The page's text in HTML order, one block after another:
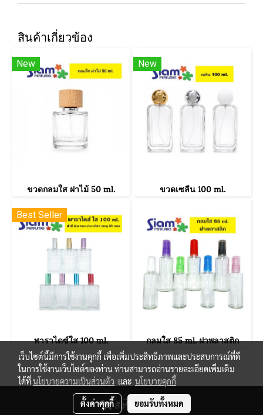
สั่งซื้อสินค้า
สินค้าเกี่ยวข้อง
New
ขวดกลมใส ฝาไม้ 50 ml.
New
ขวดเซลีน 100 ml.
Best Seller
พาราไดซ์ใส 100 ml. กลมใส 85 ml. ฝาพลาสติก
© Copyright 2021 All Reserved. siamperfumes.com
เว็บไซต์นี้มีการใช้งานคุกกี้ เพื่อเพิ่มประสิทธิภาพและประสบการณ์ที่ดี
ในการใช้งานเว็บไซต์ของท่าน ท่านสามารถอ่านรายละเอียดเพิ่มเติม
ได้ที่นโยบายความเป็นส่วนตัว และ นโยบายคุกกี้
ตั้งค่าคุกกี้ ยอมรับทั้งหมด